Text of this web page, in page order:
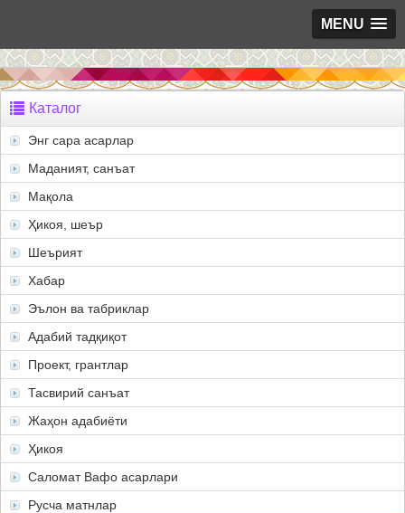
MENU
Каталог
Энг сара асарлар
Маданият, санъат
Мақола
Ҳикоя, шеър
Шеърият
Хабар
Эълон ва табриклар
Адабий тадқиқот
Проект, грантлар
Тасвирий санъат
Жаҳон адабиёти
Ҳикоя
Саломат Вафо асарлари
Русча матнлар